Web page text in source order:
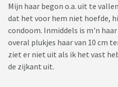
Mijn haar begon o.a. uit te
dat het voor hem niet hoefde,
condoom. Inmiddels is m'n
overal plukjes haar van 10 cm
ziet er niet uit als ik het vast
de zijkant uit.